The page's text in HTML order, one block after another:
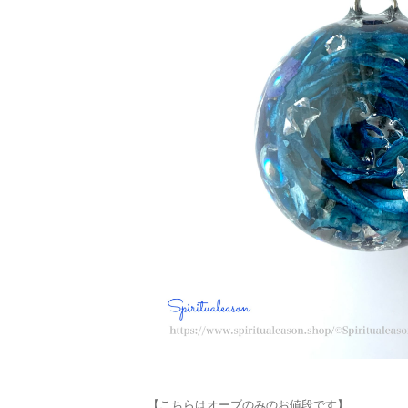
【こちらはオーブのみのお値段です】